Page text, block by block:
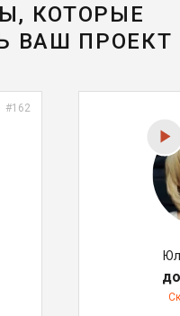
КОТОРЫЕ
ВАШ ПРОЕКТ
#162